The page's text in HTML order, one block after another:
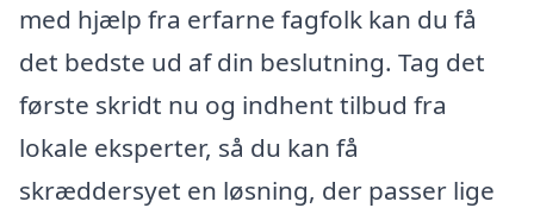
med hjælp fra erfarne fagfolk kan du få
det bedste ud af din beslutning. Tag det
første skridt nu og indhent tilbud fra
lokale eksperter, så du kan få
skræddersyet en løsning, der passer lige